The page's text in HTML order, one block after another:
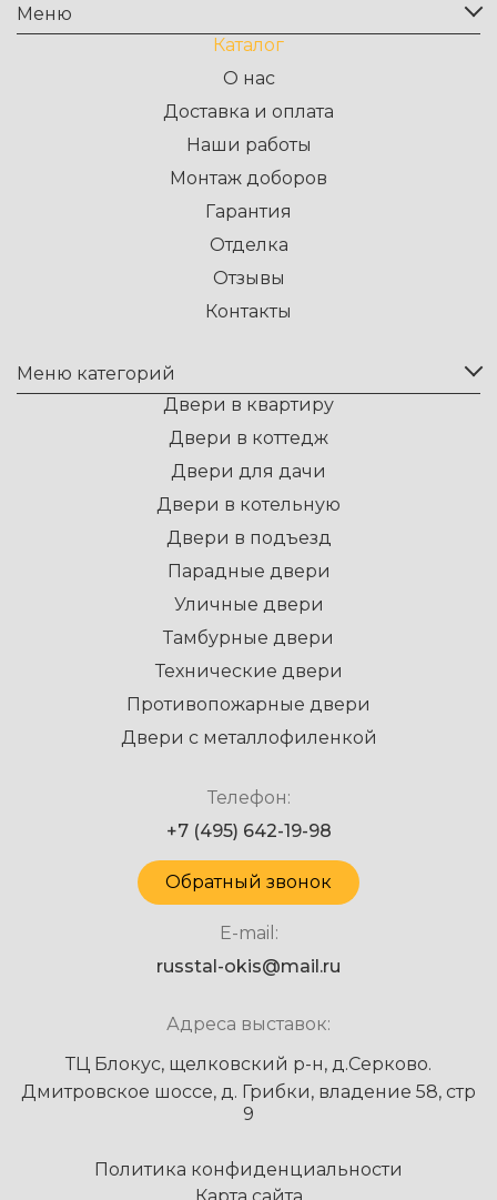
Меню
Каталог
О нас
Доставка и оплата
Наши работы
Монтаж доборов
Гарантия
Отделка
Отзывы
Контакты
Меню категорий
Двери в квартиру
Двери в коттедж
Двери для дачи
Двери в котельную
Двери в подъезд
Парадные двери
Уличные двери
Тамбурные двери
Технические двери
Противопожарные двери
Двери с металлофиленкой
Телефон:
+7 (495) 642-19-98
Обратный звонок
E-mail:
russtal-okis@mail.ru
Адреса выставок:
ТЦ Блокус, щелковский р-н, д.Серково.
Дмитровское шоссе, д. Грибки, владение 58, стр
9
Политика конфиденциальности